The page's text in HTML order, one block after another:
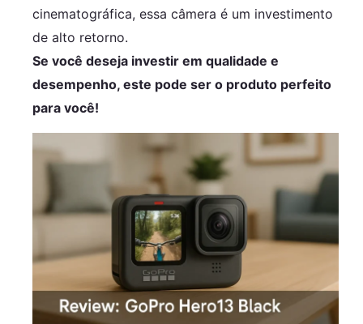
cinematográfica, essa câmera é um investimento
de alto retorno.
Se você deseja investir em qualidade e
desempenho, este pode ser o produto perfeito
para você!